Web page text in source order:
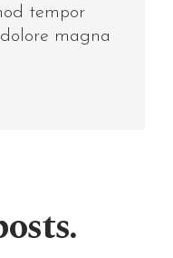
tempor
magna